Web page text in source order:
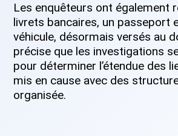
Les enquêteurs ont également
livrets bancaires, un passeport
véhicule, désormais versés au
précise que les investigations
pour déterminer l’étendue des
mis en cause avec des
organisée.